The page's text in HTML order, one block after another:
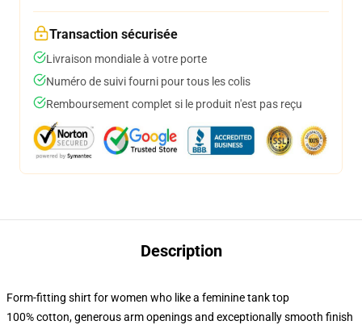
Transaction sécurisée
Livraison mondiale à votre porte
Numéro de suivi fourni pour tous les colis
Remboursement complet si le produit n'est pas reçu
Description
Form-fitting shirt for women who like a feminine tank top
100% cotton, generous arm openings and exceptionally smooth finish